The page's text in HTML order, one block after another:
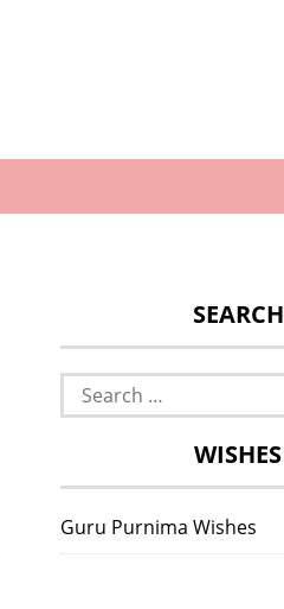
SEARCH
Search
for:
WISHES
Guru Purnima Wishes